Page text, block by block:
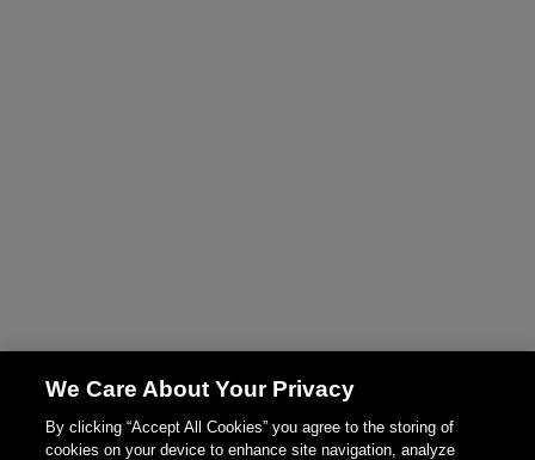
We Care About Your Privacy
By clicking “Accept All Cookies” you agree to the storing of
cookies on your device to enhance site navigation, analyze